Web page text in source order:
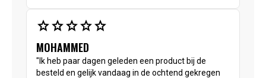
starstarstarstarstar
MOHAMMED
"Ik heb paar dagen geleden een product bij de
besteld en gelijk vandaag in de ochtend gekregen